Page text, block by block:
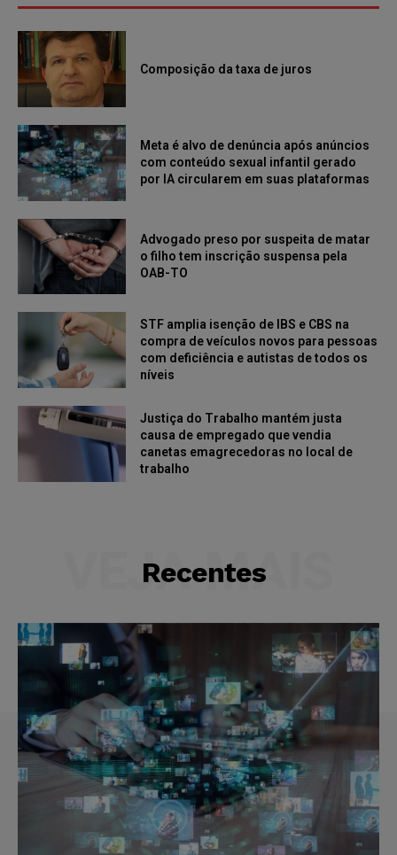
Composição da taxa de juros
Meta é alvo de denúncia após anúncios
com conteúdo sexual infantil gerado
por IA circularem em suas plataformas
Advogado preso por suspeita de matar
o filho tem inscrição suspensa pela
OAB-TO
STF amplia isenção de IBS e CBS na
compra de veículos novos para pessoas
com deficiência e autistas de todos os
níveis
Justiça do Trabalho mantém justa
causa de empregado que vendia
canetas emagrecedoras no local de
trabalho
Recentes
VEJA MAIS